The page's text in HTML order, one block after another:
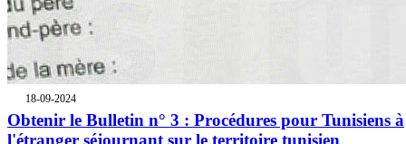
18-09-2024
Obtenir le Bulletin n° 3 : Procédures pour Tunisiens à